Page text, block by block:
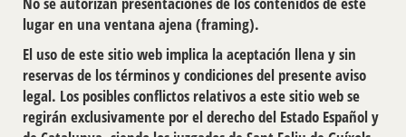
lugar en una ventana ajena (framing).
El uso de este sitio web implica la aceptación llena y sin
reservas de los términos y condiciones del presente aviso
legal. Los posibles conflictos relativos a este sitio web se
regirán exclusivamente por el derecho del Estado Español y